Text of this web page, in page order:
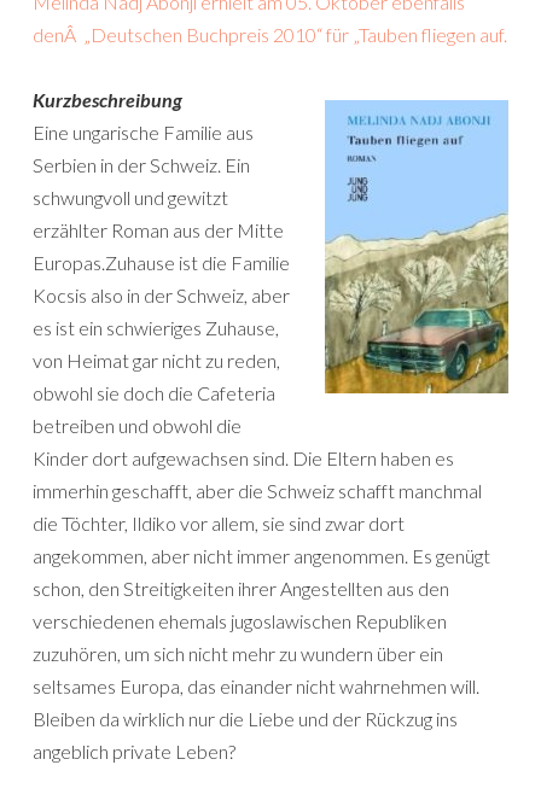
denÂ „Deutschen Buchpreis 2010“ für „Tauben fliegen auf.
Kurzbeschreibung
Eine ungarische Familie aus
Serbien in der Schweiz. Ein
schwungvoll und gewitzt
erzählter Roman aus der Mitte
Europas.Zuhause ist die Familie
Kocsis also in der Schweiz, aber
es ist ein schwieriges Zuhause,
von Heimat gar nicht zu reden,
obwohl sie doch die Cafeteria
betreiben und obwohl die
Kinder dort aufgewachsen sind. Die Eltern haben es
immerhin geschafft, aber die Schweiz schafft manchmal
die Töchter, Ildiko vor allem, sie sind zwar dort
angekommen, aber nicht immer angenommen. Es genügt
schon, den Streitigkeiten ihrer Angestellten aus den
verschiedenen ehemals jugoslawischen Republiken
zuzuhören, um sich nicht mehr zu wundern über ein
seltsames Europa, das einander nicht wahrnehmen will.
Bleiben da wirklich nur die Liebe und der Rückzug ins
angeblich private Leben?